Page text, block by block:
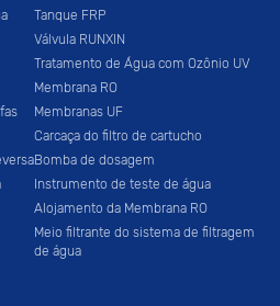
Tanque FRP
Válvula RUNXIN
Tratamento de Água com Ozônio UV
Membrana RO
Membranas UF
Carcaça do filtro de cartucho
Bomba de dosagem
Instrumento de teste de água
Alojamento da Membrana RO
Meio filtrante do sistema de filtragem
de água